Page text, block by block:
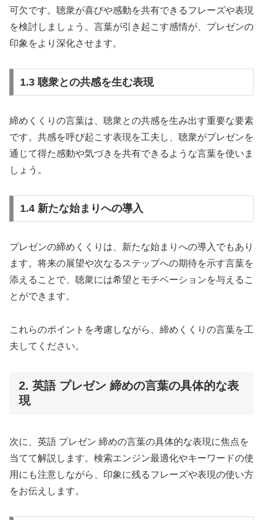
可欠です。聴衆が喜びや感動を共有できるフレーズや表現
を検討しましょう。言葉が引き起こす感情が、プレゼンの
印象をより深化させます。
1.3 聴衆との共感を生む表現
締めくくりの言葉は、聴衆との共感を生み出す重要な要素
です。共感を呼び起こす表現を工夫し、聴衆がプレゼンを
通じて得た感動や気づきを共有できるような言葉を使いま
しょう。
1.4 新たな始まりへの導入
プレゼンの締めくくりは、新たな始まりへの導入でもあり
ます。将来の展望や次なるステップへの期待を示す言葉を
添えることで、聴衆には希望とモチベーションを与えるこ
とができます。
これらのポイントを考慮しながら、締めくくりの言葉を工
夫してください。
2. 英語 プレゼン 締めの言葉の具体的な表
現
次に、英語 プレゼン 締めの言葉の具体的な表現に焦点を
当てて解説します。検索エンジン最適化やキーワードの使
用にも注意しながら、印象に残るフレーズや表現の使い方
をお伝えします。